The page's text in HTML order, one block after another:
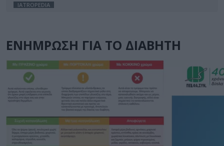
IATROPEDIA
ΕΝΗΜΡΩΣΗ ΓΙΑ ΤΟ ΔΙΑΒΗΤΗ